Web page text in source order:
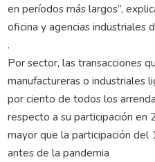
en períodos más largos”,
oficina y agencias industriales
.
Por sector, las transacciones
manufactureras o industriales
por ciento de todos los
respecto a su participación en
mayor que la participación
antes de la pandemia